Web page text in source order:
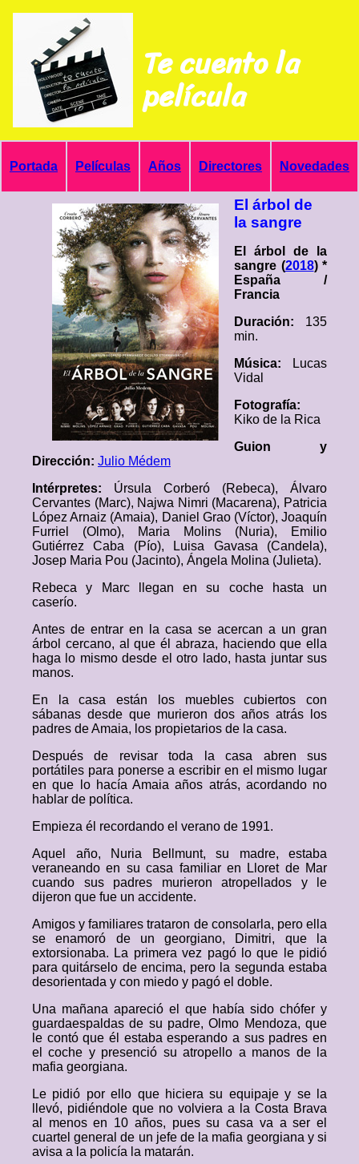
Te cuento la
película
Portada Películas Años Directores Novedades
El árbol de
la sangre
El árbol de la
sangre (2018) *
España /
Francia
Duración: 135
min.
Música:
Lucas
Vidal
Fotografía:
Kiko de la Rica
Guion y
Dirección: Julio Médem
Intérpretes: Úrsula Corberó (Rebeca), Álvaro
Cervantes (Marc), Najwa Nimri (Macarena), Patricia
López Arnaiz (Amaia), Daniel Grao (Víctor), Joaquín
Furriel (Olmo), Maria Molins (Nuria), Emilio
Gutiérrez Caba (Pío), Luisa Gavasa (Candela),
Josep Maria Pou (Jacinto), Ángela Molina (Julieta).
Rebeca y Marc llegan en su coche hasta un
caserío.
Antes de entrar en la casa se acercan a un gran
árbol cercano, al que él abraza, haciendo que ella
haga lo mismo desde el otro lado, hasta juntar sus
manos.
En la casa están los muebles cubiertos con
sábanas desde que murieron dos años atrás los
padres de Amaia, los propietarios de la casa.
Después de revisar toda la casa abren sus
portátiles para ponerse a escribir en el mismo lugar
en que lo hacía Amaia años atrás, acordando no
hablar de política.
Empieza él recordando el verano de 1991.
Aquel año, Nuria Bellmunt, su madre, estaba
veraneando en su casa familiar en Lloret de Mar
cuando sus padres murieron atropellados y le
dijeron que fue un accidente.
Amigos y familiares trataron de consolarla, pero ella
se enamoró de un georgiano, Dimitri, que la
extorsionaba. La primera vez pagó lo que le pidió
para quitárselo de encima, pero la segunda estaba
desorientada y con miedo y pagó el doble.
Una mañana apareció el que había sido chófer y
guardaespaldas de su padre, Olmo Mendoza, que
le contó que él estaba esperando a sus padres en
el coche y presenció su atropello a manos de la
mafia georgiana.
Le pidió por ello que hiciera su equipaje y se la
llevó, pidiéndole que no volviera a la Costa Brava
al menos en 10 años, pues su casa va a ser el
cuartel general de un jefe de la mafia georgiana y si
avisa a la policía la matarán.